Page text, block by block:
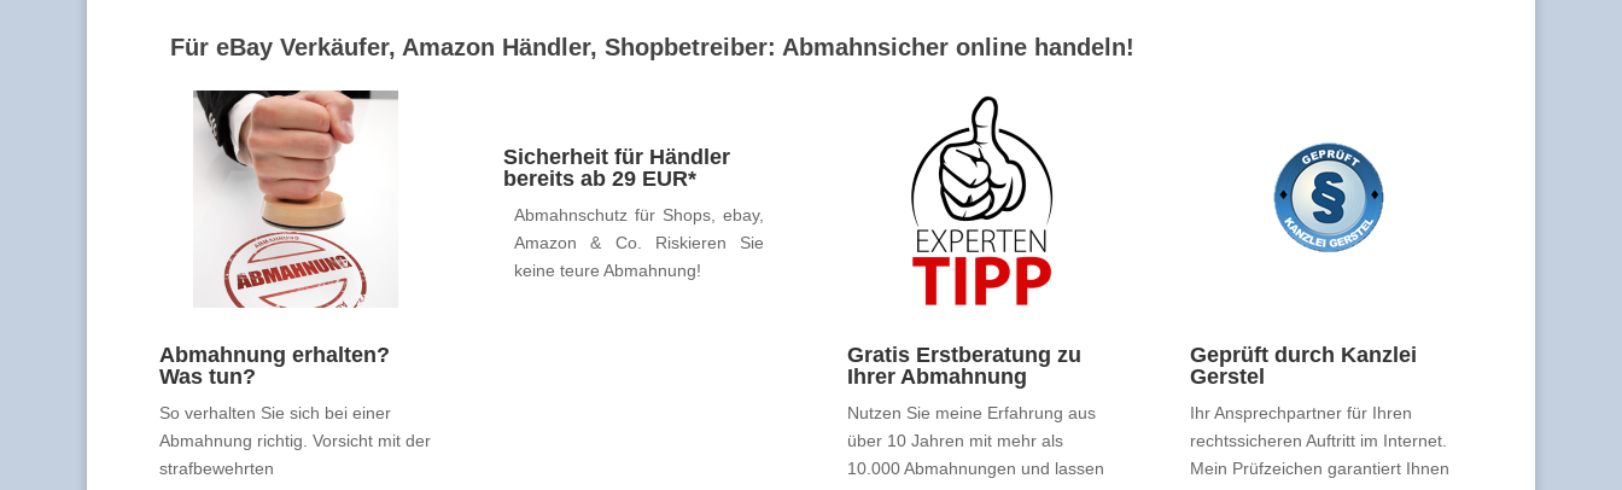
Für eBay Verkäufer, Amazon Händler, Shopbetreiber: Abmahnsicher online handeln!
Abmahnung erhalten?
Was tun?
So verhalten Sie sich bei einer
Abmahnung richtig. Vorsicht mit der
strafbewehrten
Sicherheit für Händler
bereits ab 29 EUR*
Abmahnschutz für Shops, ebay,
Amazon & Co. Riskieren Sie
keine teure Abmahnung!
Gratis Erstberatung zu
Ihrer Abmahnung
Nutzen Sie meine Erfahrung aus
über 10 Jahren mit mehr als
10.000 Abmahnungen und lassen
Geprüft durch Kanzlei
Gerstel
Ihr Ansprechpartner für Ihren
rechtssicheren Auftritt im Internet.
Mein Prüfzeichen garantiert Ihnen